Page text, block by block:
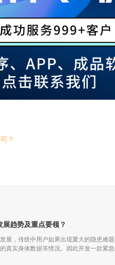
？
趋势及重点要领？
展，传统中用户如果出现重大的隐患难
真实身体数据等情况。因此开发一款紧